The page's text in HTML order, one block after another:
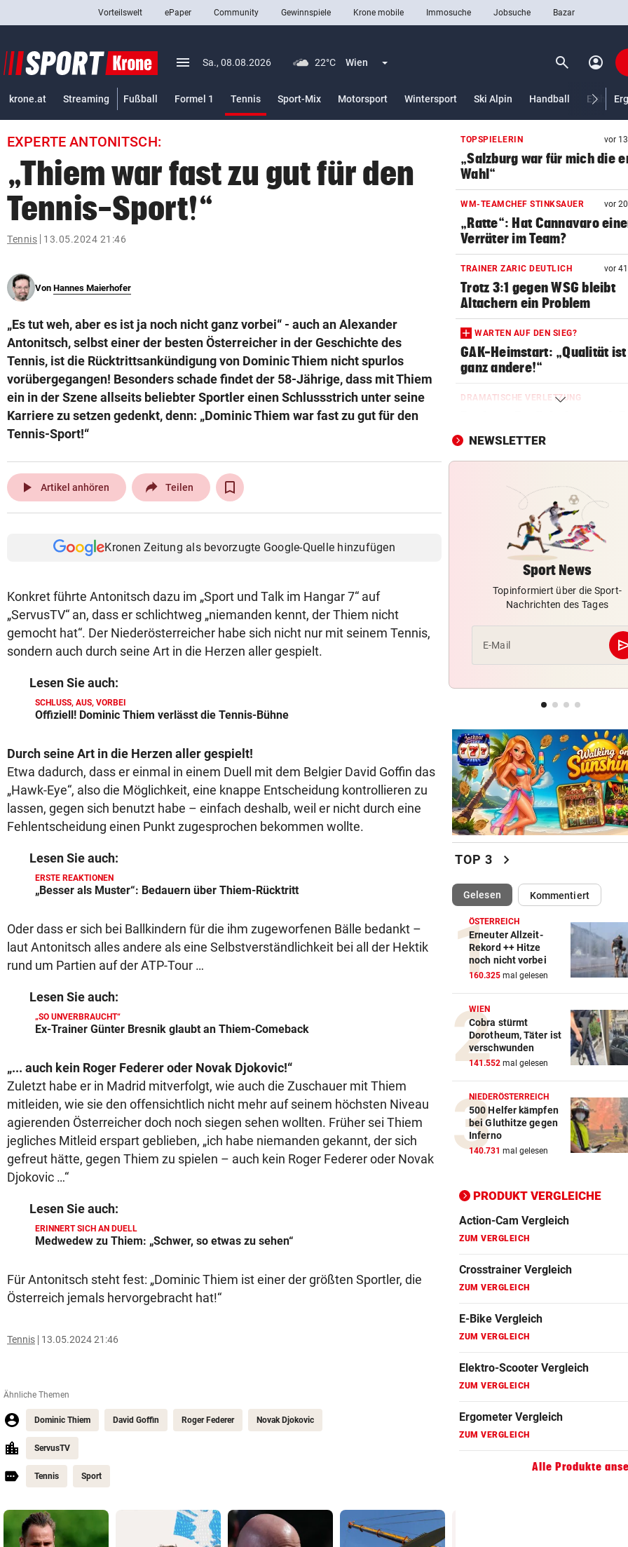
closeSchließen
Abonnieren
arrow_right
pin_drop
bookmark
search
Suchbegriff
© Krone Multimedia GmbH & Co KG 2026
Muthgasse 2, 1190 Wien
Vorteilswelt ePaper Community Gewinnspiele Krone mobile Immosuche Jobsuche Bazar
menu Menü aufklappen
Sa., 08.08.2026 22°C Wien Menü aufklappen search Suchen
account_circle
krone.at Streaming Fußball Formel 1 Tennis
Sport-Mix
Motorsport Wintersport Ski Alpin Handball
EXPERTE ANTONITSCH:
„Thiem war fast zu gut für den
Tennis-Sport!“
Tennis 13.05.2024 21:46
Von Hannes Maierhofer
„Es tut weh, aber es ist ja noch nicht ganz vorbei“ - auch an Alexander
Antonitsch, selbst einer der besten Österreicher in der Geschichte des
Tennis, ist die Rücktrittsankündigung von Dominic Thiem nicht spurlos
vorübergegangen! Besonders schade findet der 58-Jährige, dass mit Thiem
ein in der Szene allseits beliebter Sportler einen Schlussstrich unter seine
Karriere zu setzen gedenkt, denn: „Dominic Thiem war fast zu gut für den
Tennis-Sport!“
play_arrow Artikel anhören Teilen
Kronen Zeitung als bevorzugte Google-Quelle hinzufügen
Konkret führte Antonitsch dazu im „Sport und Talk im Hangar 7“ auf
„ServusTV“ an, dass er schlichtweg „niemanden kennt, der Thiem nicht
gemocht hat“. Der Niederösterreicher habe sich nicht nur mit seinem Tennis,
sondern auch durch seine Art in die Herzen aller gespielt.
Lesen Sie auch:
SCHLUSS, AUS, VORBEI
Offiziell! Dominic Thiem verlässt die Tennis-Bühne
Durch seine Art in die Herzen aller gespielt!
Etwa dadurch, dass er einmal in einem Duell mit dem Belgier David Goffin das
„Hawk-Eye“, also die Möglichkeit, eine knappe Entscheidung kontrollieren zu
lassen, gegen sich benutzt habe – einfach deshalb, weil er nicht durch eine
Fehlentscheidung einen Punkt zugesprochen bekommen wollte.
Lesen Sie auch:
ERSTE REAKTIONEN
„Besser als Muster“: Bedauern über Thiem-Rücktritt
Oder dass er sich bei Ballkindern für die ihm zugeworfenen Bälle bedankt –
laut Antonitsch alles andere als eine Selbstverständlichkeit bei all der Hektik
rund um Partien auf der ATP-Tour …
Lesen Sie auch:
„SO UNVERBRAUCHT“
Ex-Trainer Günter Bresnik glaubt an Thiem-Comeback
„... auch kein Roger Federer oder Novak Djokovic!“
Zuletzt habe er in Madrid mitverfolgt, wie auch die Zuschauer mit Thiem
mitleiden, wie sie den offensichtlich nicht mehr auf seinem höchsten Niveau
agierenden Österreicher doch noch siegen sehen wollten. Früher sei Thiem
jegliches Mitleid erspart geblieben, „ich habe niemanden gekannt, der sich
gefreut hätte, gegen Thiem zu spielen – auch kein Roger Federer oder Novak
Djokovic …“
Lesen Sie auch:
ERINNERT SICH AN DUELL
Medwedew zu Thiem: „Schwer, so etwas zu sehen“
Für Antonitsch steht fest: „Dominic Thiem ist einer der größten Sportler, die
Österreich jemals hervorgebracht hat!“
Tennis 13.05.2024 21:46
Ähnliche Themen
Dominic Thiem David Goffin Roger Federer Novak Djokovic
ServusTV
Tennis Sport
TOPSPIELERIN vor
„Salzburg war für mich die
Wahl“
WM-TEAMCHEF STINKSAUER vor
„Ratte“: Hat Cannavaro
Verräter im Team?
TRAINER ZARIC DEUTLICH vor
Trotz 3:1 gegen WSG bleibt
Altachern ein Problem
WARTEN AUF DEN SIEG?
GAK-Heimstart: „Qualität
ganz andere!“
DRAMATISCHE VERLETZUNG
Bein zu verlieren
SKURRILES SPIEL
etwas kommt nie vor“
FLUCH DER KARIBIK
Rückschlag kam für
Colin“ im Zeitfahren
UEFA BESTÄTIGT:
Verdächtige Zahlungen an
Infantino-Mitarbeiterin
der MA 7 scheitert
Druck kennt die SV Ried
einzig vom Klo
NEWSLETTER
Sport News
Topinformiert über die Sport-
Nachrichten des Tages
E-Mail
TOP 3 chevron_right
Gelesen(ausgewählt)Kommentiert
ÖSTERREICH
Erneuter Allzeit-
Rekord ++ Hitze
noch nicht vorbei
160.325 mal gelesen
WIEN
Cobra stürmt
Dorotheum, Täter ist
verschwunden
141.552 mal gelesen
NIEDERÖSTERREICH
500 Helfer kämpfen
bei Gluthitze gegen
Inferno
140.731 mal gelesen
PRODUKT VERGLEICHE
Action-Cam Vergleich
ZUM VERGLEICH
Crosstrainer Vergleich
ZUM VERGLEICH
E-Bike Vergleich
Elektro-Scooter Vergleich
ZUM VERGLEICH
Ergometer Vergleich
ZUM VERGLEICH
Fahrrad Test
ZUM VERGLEICH
Fahrradanhänger Vergleich
ZUM VERGLEICH
Faszienrolle Vergleich
ZUM VERGLEICH
Alle Produkte